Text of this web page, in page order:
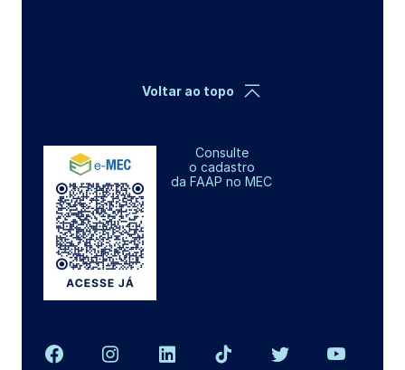
Consulte
o cadastro
da FAAP no MEC
Voltar ao topo